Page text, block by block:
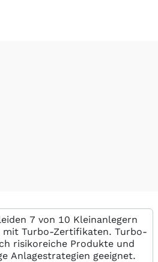
7 von 10 Kleinanlegern
mit Turbo-Zertifikaten. Turbo-
risikoreiche Produkte und
Anlagestrategien geeignet.